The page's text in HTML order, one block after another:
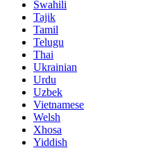
Swahili
Tajik
Tamil
Telugu
Thai
Ukrainian
Urdu
Uzbek
Vietnamese
Welsh
Xhosa
Yiddish